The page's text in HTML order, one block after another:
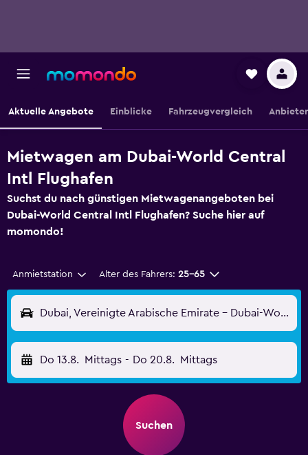
Aktuelle Angebote Einblicke Fahrzeugvergleich
Mietwagen am Dubai-World Central
Intl Flughafen
Suchst du nach günstigen Mietwagenangeboten bei
Dubai-World Central Intl Flughafen? Suche hier auf
momondo!
Anmietstation Alter des Fahrers: 25-65
Dubai, Vereinigte Arabische Emirate - Dubai-World Central Intl (DWC)
Do 13.8. Mittags - Do 20.8. Mittags
Suchen